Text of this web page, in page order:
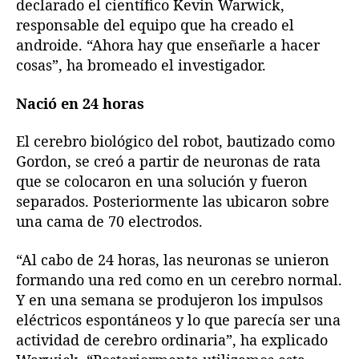
declarado el científico Kevin Warwick,
responsable del equipo que ha creado el
androide. “Ahora hay que enseñarle a hacer
cosas”, ha bromeado el investigador.
Nació en 24 horas
El cerebro biológico del robot, bautizado como
Gordon, se creó a partir de neuronas de rata
que se colocaron en una solución y fueron
separados. Posteriormente las ubicaron sobre
una cama de 70 electrodos.
“Al cabo de 24 horas, las neuronas se unieron
formando una red como en un cerebro normal.
Y en una semana se produjeron los impulsos
eléctricos espontáneos y lo que parecía ser una
actividad de cerebro ordinaria”, ha explicado